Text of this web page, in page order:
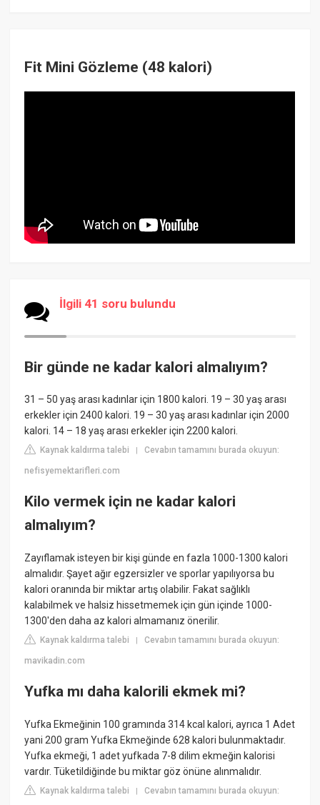
Fit Mini Gözleme (48 kalori)
İlgili 41 soru bulundu
Bir günde ne kadar kalori almalıyım?
31 – 50 yaş arası kadınlar için 1800 kalori. 19 – 30 yaş arası
erkekler için 2400 kalori. 19 – 30 yaş arası kadınlar için 2000
kalori. 14 – 18 yaş arası erkekler için 2200 kalori.
Kaynak kaldırma talebi |Cevabın tamamını burada okuyun:
nefisyemektarifleri.com
Kilo vermek için ne kadar kalori
almalıyım?
Zayıflamak isteyen bir kişi günde en fazla 1000-1300 kalori
almalıdır. Şayet ağır egzersizler ve sporlar yapılıyorsa bu
kalori oranında bir miktar artış olabilir. Fakat sağlıklı
kalabilmek ve halsiz hissetmemek için gün içinde 1000-
1300'den daha az kalori almamanız önerilir.
Kaynak kaldırma talebi |Cevabın tamamını burada okuyun:
mavikadin.com
Yufka mı daha kalorili ekmek mi?
Yufka Ekmeğinin 100 gramında 314 kcal kalori, ayrıca 1 Adet
yani 200 gram Yufka Ekmeğinde 628 kalori bulunmaktadır.
Yufka ekmeği, 1 adet yufkada 7-8 dilim ekmeğin kalorisi
vardır. Tüketildiğinde bu miktar göz önüne alınmalıdır.
Kaynak kaldırma talebi |Cevabın tamamını burada okuyun: